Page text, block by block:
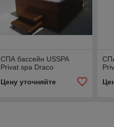
СПА бассейн USSPA
Privat spa Draco
Цену уточняйте